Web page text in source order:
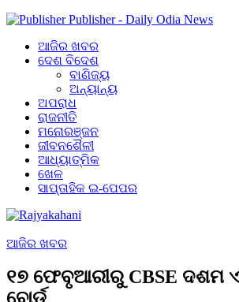
Publisher - Daily Odia News
ଆଜିର ଖବର
ଦେଶ ବିଦେଶ
ବାଣିଜ୍ୟ
ଅନ୍ୟାନ୍ୟ
ଅପରାଧ
ରାଜନୀତି
ମନୋରଞ୍ଜନ
ଜୀବନଶୈଳୀ
ଆଧ୍ୟାତ୍ମିକ
ଖେଳ
ସାପ୍ତାହିକ ଇ-ପେପର
ଆଜିର ଖବର
୧୭ ଫେବୃଆରୀରୁ CBSE ଦଶମ